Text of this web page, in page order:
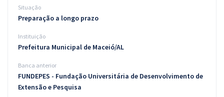
Conteúdo gratuito
Aprovados
Atendimento
Situação
Preparação a longo prazo
Instituição
Prefeitura Municipal de Maceió/AL
Banca anterior
FUNDEPES - Fundação Universitária de Desenvolvimento de
Extensão e Pesquisa